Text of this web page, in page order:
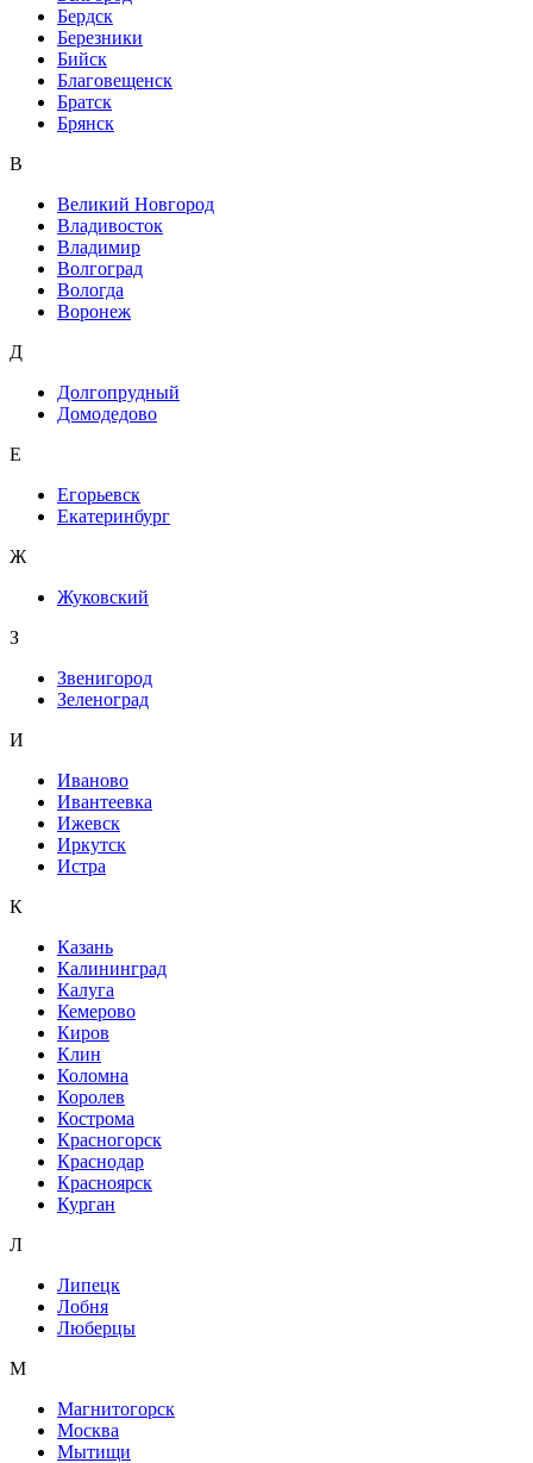
Бердск
Березники
Бийск
Благовещенск
Братск
Брянск
В
Великий Новгород
Владивосток
Владимир
Волгоград
Вологда
Воронеж
Д
Долгопрудный
Домодедово
Е
Егорьевск
Екатеринбург
Ж
Жуковский
З
Звенигород
Зеленоград
И
Иваново
Ивантеевка
Ижевск
Иркутск
Истра
К
Казань
Калининград
Калуга
Кемерово
Киров
Клин
Коломна
Королев
Кострома
Красногорск
Краснодар
Красноярск
Курган
Л
Липецк
Лобня
Люберцы
М
Магнитогорск
Москва
Мытищи